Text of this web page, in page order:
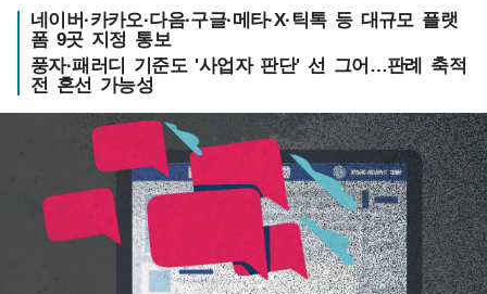
네이버·카카오·다음·구글·메타·X·틱톡 등 대규모 플랫
폼 9곳 지정 통보
풍자·패러디 기준도 '사업자 판단' 선 그어…판례 축적
전 혼선 가능성